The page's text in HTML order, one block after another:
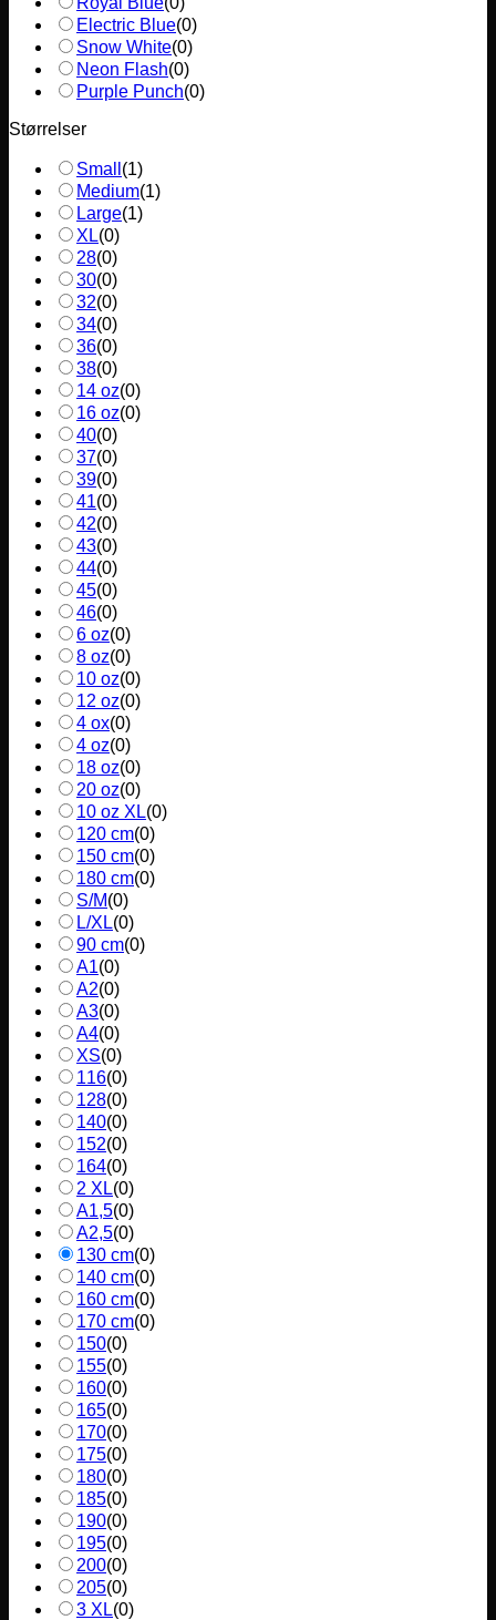
Electric Blue(0)
Snow White(0)
Neon Flash(0)
Purple Punch(0)
Størrelser
Small (1)
Medium(1)
Large(1)
XL(0)
28(0)
30(0)
32(0)
34(0)
36(0)
38(0)
14 oz(0)
16 oz(0)
40(0)
37(0)
39(0)
41(0)
42(0)
43(0)
44(0)
45(0)
46(0)
6 oz(0)
8 oz(0)
10 oz(0)
12 oz(0)
4 ox(0)
4 oz(0)
18 oz(0)
20 oz(0)
10 oz XL(0)
120 cm(0)
150 cm(0)
180 cm(0)
S/M(0)
L/XL(0)
90 cm(0)
A1(0)
A2(0)
A3(0)
A4(0)
XS(0)
116(0)
128(0)
140(0)
152(0)
164(0)
2 XL(0)
A1,5(0)
A2,5(0)
130 cm(0)
140 cm(0)
160 cm(0)
170 cm(0)
150(0)
155(0)
160(0)
165(0)
170(0)
175(0)
180(0)
185(0)
190(0)
195(0)
200(0)
205(0)
3 XL(0)